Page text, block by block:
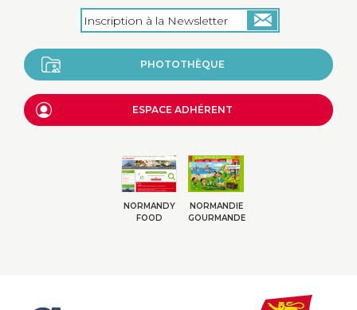
PHOTOTHÈQUE
ESPACE ADHÉRENT
NORMANDY
FOOD
NORMANDIE
GOURMANDE